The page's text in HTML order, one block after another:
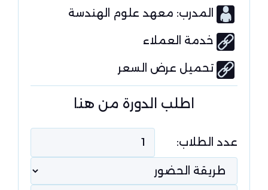
المدرب: معهد علوم الهندسة
خدمة العملاء
تحميل عرض السعر
اطلب الدورة من هنا
عدد الطلاب: